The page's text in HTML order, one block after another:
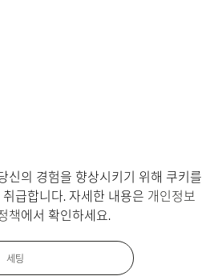
Reserved.
신의 경험을 향상시키기 위해 쿠키를
급합니다. 자세한 내용은 개인정보
책에서 확인하세요.
세팅